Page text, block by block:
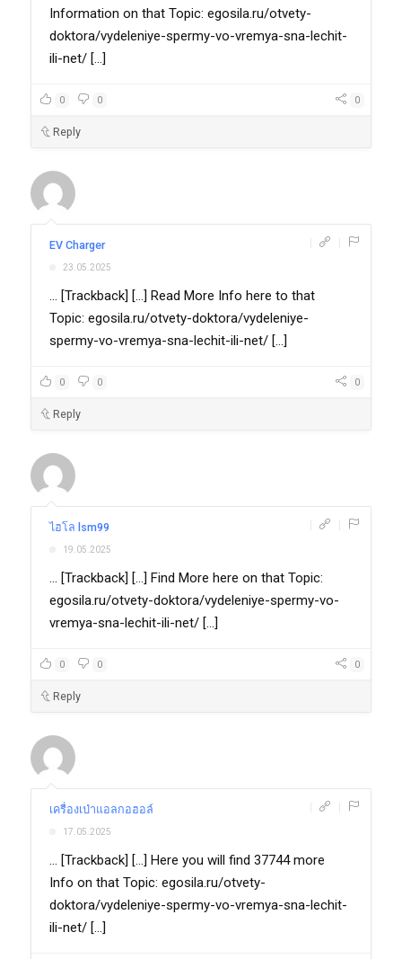
Information on that Topic: egosila.ru/otvety-
doktora/vydeleniye-spermy-vo-vremya-sna-lechit-
ili-net/ [...]
0 0 0
Reply
EV Charger
23.05.2025
... [Trackback] [...] Read More Info here to that
Topic: egosila.ru/otvety-doktora/vydeleniye-
spermy-vo-vremya-sna-lechit-ili-net/ [...]
0 0 0
Reply
ไฮโล lsm99
19.05.2025
... [Trackback] [...] Find More here on that Topic:
egosila.ru/otvety-doktora/vydeleniye-spermy-vo-
vremya-sna-lechit-ili-net/ [...]
0 0 0
Reply
เครื่องเป่าแอลกอฮอล์
17.05.2025
... [Trackback] [...] Here you will find 37744 more
Info on that Topic: egosila.ru/otvety-
doktora/vydeleniye-spermy-vo-vremya-sna-lechit-
ili-net/ [...]